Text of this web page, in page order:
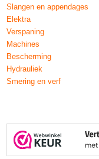
Slangen en appendages
Elektra
Verspaning
Machines
Bescherming
Hydrauliek
Smering en verf